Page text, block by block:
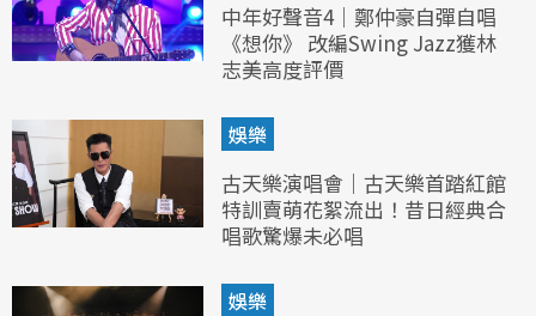
中年好聲音4｜鄭仲豪自彈自唱
《想你》 改編Swing Jazz獲林
志美高度評價
娛樂
古天樂演唱會｜古天樂首踏紅館
特訓賣萌花絮流出！昔日經典合
唱歌驚爆未必唱
娛樂